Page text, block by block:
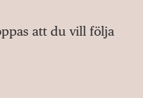
att du vill följa